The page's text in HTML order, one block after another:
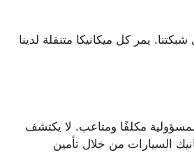
يمر كل ميكانيكا متنقلة لدينا
مكلفًا ومتاعب. لا يكتشف
السيارات من خلال تأمين